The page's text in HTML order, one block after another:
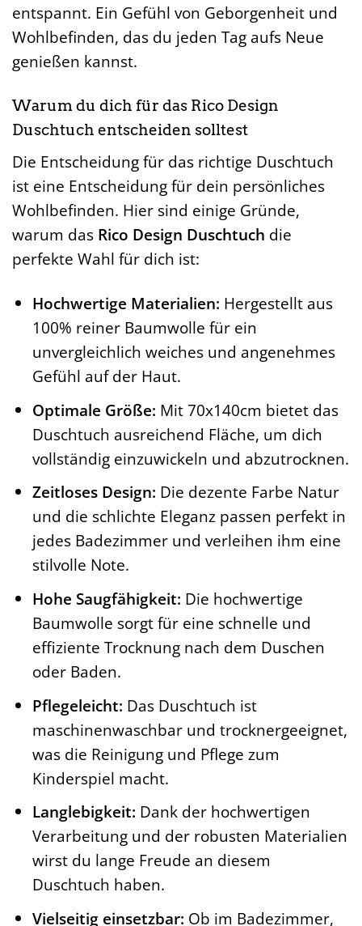
entspannt. Ein Gefühl von Geborgenheit und
Wohlbefinden, das du jeden Tag aufs Neue
genießen kannst.
Warum du dich für das Rico Design
Duschtuch entscheiden solltest
Die Entscheidung für das richtige Duschtuch
ist eine Entscheidung für dein persönliches
Wohlbefinden. Hier sind einige Gründe,
warum das Rico Design Duschtuch die
perfekte Wahl für dich ist:
Hochwertige Materialien: Hergestellt aus
100% reiner Baumwolle für ein
unvergleichlich weiches und angenehmes
Gefühl auf der Haut.
Optimale Größe: Mit 70x140cm bietet das
Duschtuch ausreichend Fläche, um dich
vollständig einzuwickeln und abzutrocknen.
Zeitloses Design: Die dezente Farbe Natur
und die schlichte Eleganz passen perfekt in
jedes Badezimmer und verleihen ihm eine
stilvolle Note.
Hohe Saugfähigkeit: Die hochwertige
Baumwolle sorgt für eine schnelle und
effiziente Trocknung nach dem Duschen
oder Baden.
Pflegeleicht: Das Duschtuch ist
maschinenwaschbar und trocknergeeignet,
was die Reinigung und Pflege zum
Kinderspiel macht.
Langlebigkeit: Dank der hochwertigen
Verarbeitung und der robusten Materialien
wirst du lange Freude an diesem
Duschtuch haben.
Vielseitig einsetzbar: Ob im Badezimmer,